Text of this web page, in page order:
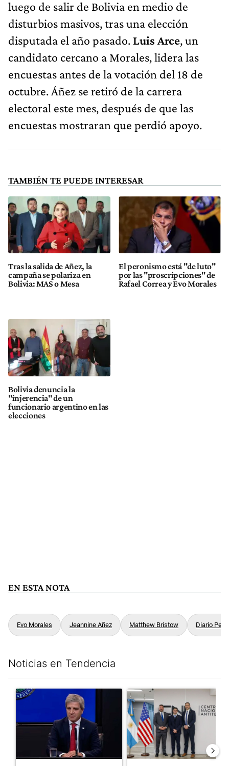
luego de salir de Bolivia en medio de
disturbios masivos, tras una elección
disputada el año pasado. Luis Arce, un
candidato cercano a Morales, lidera las
encuestas antes de la votación del 18 de
octubre. Áñez se retiró de la carrera
electoral este mes, después de que las
encuestas mostraran que perdió apoyo.
TAMBIÉN TE PUEDE INTERESAR
Tras la salida de Añez, la
campaña se polariza en
Bolivia: MAS o Mesa
El peronismo está "de luto"
por las "proscripciones" de
Rafael Correa y Evo Morales
Bolivia denuncia la
"injerencia" de un
funcionario argentino en las
elecciones
EN ESTA NOTA
Evo Morales Jeannine Añez Matthew Bristow Diario Perfil
Noticias en Tendencia
Un artículo de tendencia con el título "Luis Caputo aclaró sus
Un artículo de tendencia con